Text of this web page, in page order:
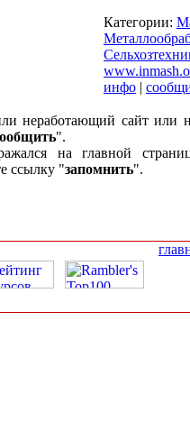
Категории:
инфо |
неработающий сайт или
".
на главной
ссылку "запомнить".